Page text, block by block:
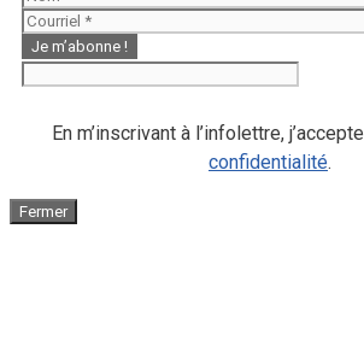
En m’inscrivant à l’infolettre, j’accepte
confidentialité.
Fermer